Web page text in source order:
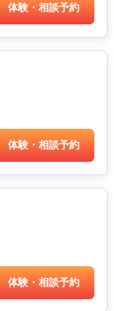
体験・相談予約
体験・相談予約
体験・相談予約